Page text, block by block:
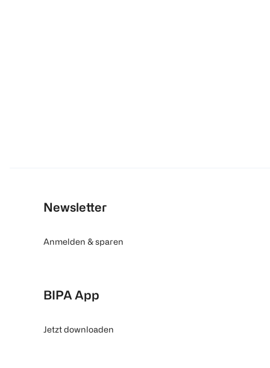
Newsletter
Anmelden & sparen
BIPA App
Jetzt downloaden